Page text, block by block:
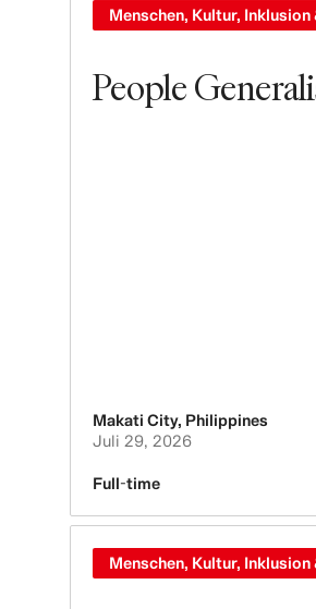
People
Menschen, Kultur,
Makati City, Philippines
Juli 29, 2026
Full-time
Menschen, Kultur,